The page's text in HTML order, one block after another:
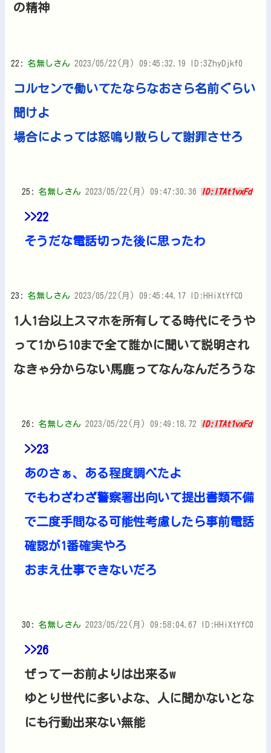
の精神
22: 名無しさん 2023/05/22(月) 09:45:32.19 ID:3ZhyDjkf0
コルセンで働いてたならなおさら名前ぐらい
聞けよ
場合によっては怒鳴り散らして謝罪させろ
25: 名無しさん 2023/05/22(月) 09:47:30.36 ID:lTAt1vxFd
>>22
そうだな電話切った後に思ったわ
23: 名無しさん 2023/05/22(月) 09:45:44.17 ID:HHiXtYfC0
1人1台以上スマホを所有してる時代にそうや
って1から10まで全て誰かに聞いて説明され
なきゃ分からない馬鹿ってなんなんだろうな
26: 名無しさん 2023/05/22(月) 09:49:18.72 ID:lTAt1vxFd
>>23
あのさぁ、ある程度調べたよ
でもわざわざ警察署出向いて提出書類不備
で二度手間なる可能性考慮したら事前電話
確認が1番確実やろ
おまえ仕事できないだろ
30: 名無しさん 2023/05/22(月) 09:58:04.67 ID:HHiXtYfC0
>>26
ぜってーお前よりは出来るw
ゆとり世代に多いよな、人に聞かないとな
にも行動出来ない無能